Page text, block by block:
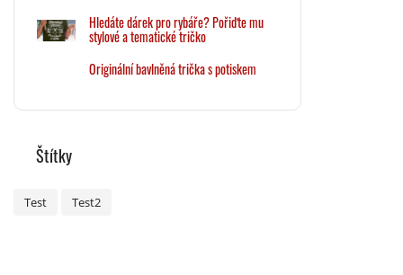
Hledáte dárek pro rybáře? Pořiďte mu
stylové a tematické tričko
Originální bavlněná trička s potiskem
Štítky
Test Test2